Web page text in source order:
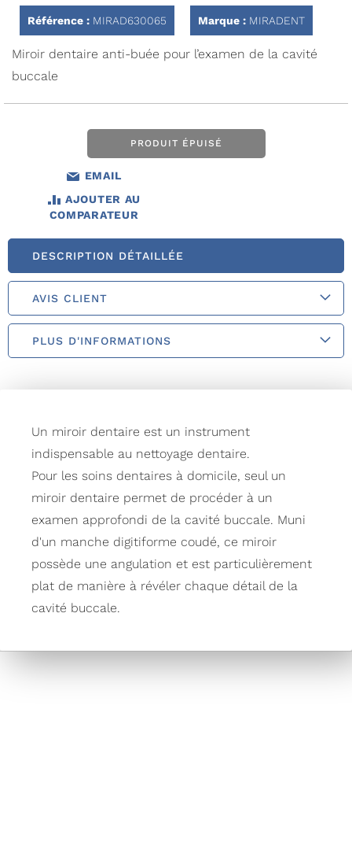
Référence : MIRAD630065 Marque : MIRADENT
Miroir dentaire anti-buée pour l’examen de la cavité
buccale
PRODUIT ÉPUISÉ
EMAIL
AJOUTER AU
COMPARATEUR
DESCRIPTION DÉTAILLÉE
AVIS CLIENT
PLUS D'INFORMATIONS
Un miroir dentaire est un instrument
indispensable au nettoyage dentaire.
Pour les soins dentaires à domicile, seul un
miroir dentaire permet de procéder à un
examen approfondi de la cavité buccale. Muni
d'un manche digitiforme coudé, ce miroir
possède une angulation et est particulièrement
plat de manière à révéler chaque détail de la
cavité buccale.